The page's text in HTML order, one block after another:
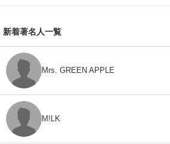
新着著名人一覧
Mrs. GREEN APPLE
M!LK